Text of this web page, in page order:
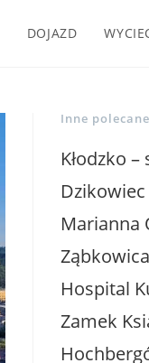
DOJAZD
Inne
Kłodzko
Marianna
Hospital
Zamek